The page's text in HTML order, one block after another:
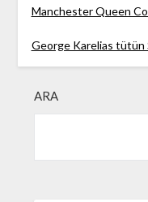
Manchester Queen
George Karelias tütün
ARA